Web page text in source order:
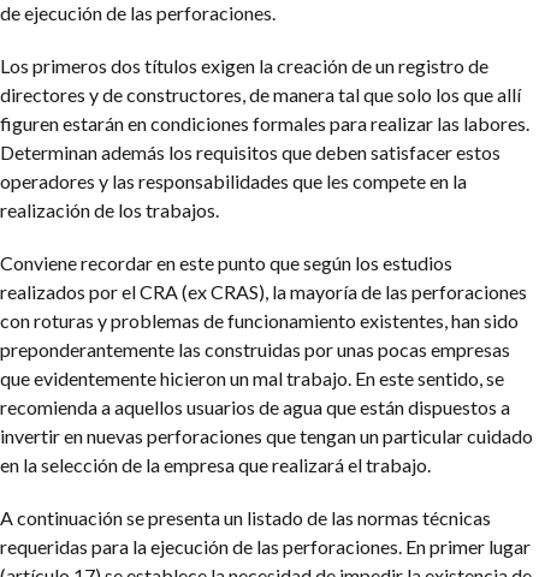
de ejecución de las perforaciones.
Los primeros dos títulos exigen la creación de un registro de
directores y de constructores, de manera tal que solo los que allí
figuren estarán en condiciones formales para realizar las labores.
Determinan además los requisitos que deben satisfacer estos
operadores y las responsabilidades que les compete en la
realización de los trabajos.
Conviene recordar en este punto que según los estudios
realizados por el CRA (ex CRAS), la mayoría de las perforaciones
con roturas y problemas de funcionamiento existentes, han sido
preponderantemente las construidas por unas pocas empresas
que evidentemente hicieron un mal trabajo. En este sentido, se
recomienda a aquellos usuarios de agua que están dispuestos a
invertir en nuevas perforaciones que tengan un particular cuidado
en la selección de la empresa que realizará el trabajo.
A continuación se presenta un listado de las normas técnicas
requeridas para la ejecución de las perforaciones. En primer lugar